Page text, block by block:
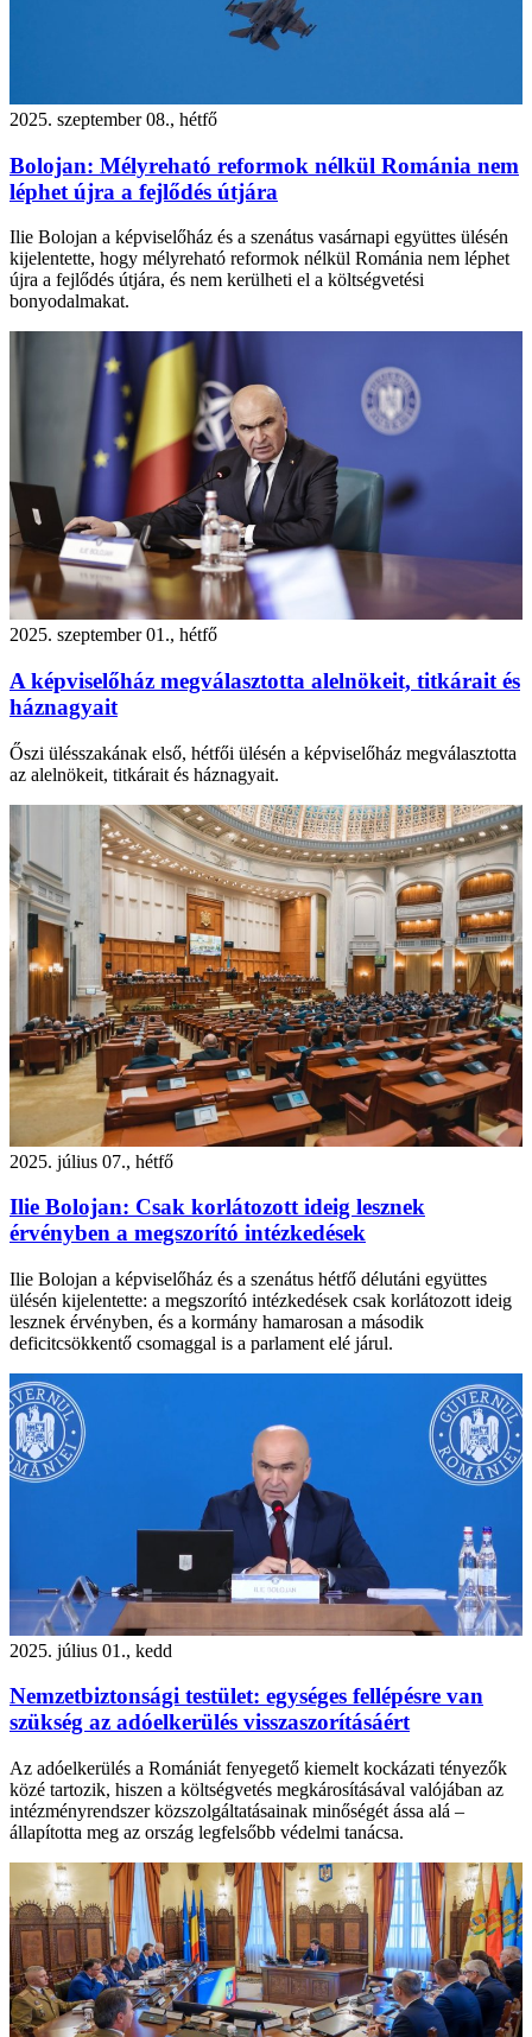
2025. szeptember 08., hétfő
Bolojan: Mélyreható reformok nélkül Románia nem
léphet újra a fejlődés útjára
Ilie Bolojan a képviselőház és a szenátus vasárnapi együttes ülésén
kijelentette, hogy mélyreható reformok nélkül Románia nem léphet
újra a fejlődés útjára, és nem kerülheti el a költségvetési
bonyodalmakat.
2025. szeptember 01., hétfő
A képviselőház megválasztotta alelnökeit, titkárait és
háznagyait
Őszi ülésszakának első, hétfői ülésén a képviselőház megválasztotta
az alelnökeit, titkárait és háznagyait.
2025. július 07., hétfő
Ilie Bolojan: Csak korlátozott ideig lesznek
érvényben a megszorító intézkedések
Ilie Bolojan a képviselőház és a szenátus hétfő délutáni együttes
ülésén kijelentette: a megszorító intézkedések csak korlátozott ideig
lesznek érvényben, és a kormány hamarosan a második
deficitcsökkentő csomaggal is a parlament elé járul.
2025. július 01., kedd
Nemzetbiztonsági testület: egységes fellépésre van
szükség az adóelkerülés visszaszorításáért
Az adóelkerülés a Romániát fenyegető kiemelt kockázati tényezők
közé tartozik, hiszen a költségvetés megkárosításával valójában az
intézményrendszer közszolgáltatásainak minőségét ássa alá –
állapította meg az ország legfelsőbb védelmi tanácsa.